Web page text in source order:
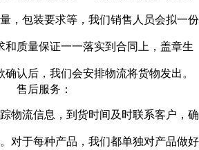
，包装要求等，我们销售人员会拟一份
和质量保证一一落实到合同上，盖章生
认后，我们会安排物流将货物发出。
售后服务：
物流信息，到货时间及时联系客户，确
对于每种产品，我们都单独对产品做好